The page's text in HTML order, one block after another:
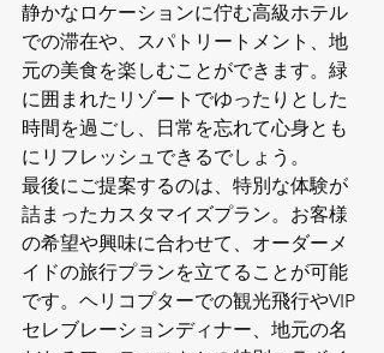
静かなロケーションに佇む高級ホテル
での滞在や、スパトリートメント、地
元の美食を楽しむことができます。緑
に囲まれたリゾートでゆったりとした
時間を過ごし、日常を忘れて心身とも
にリフレッシュできるでしょう。
最後にご提案するのは、特別な体験が
詰まったカスタマイズプラン。お客様
の希望や興味に合わせて、オーダーメ
イドの旅行プランを立てることが可能
です。ヘリコプターでの観光飛行やVIP
セレブレーションディナー、地元の名